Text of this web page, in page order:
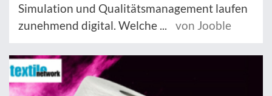
Simulation und Qualitätsmanagement laufen
zunehmend digital. Welche ...
von Jooble